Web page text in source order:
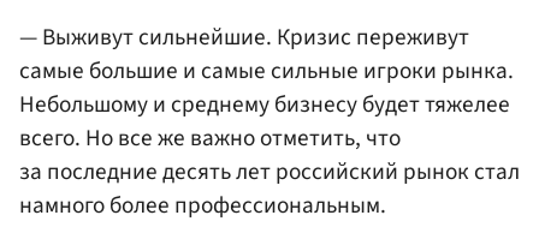
— Выживут сильнейшие. Кризис переживут
самые большие и самые сильные игроки рынка.
Небольшому и среднему бизнесу будет тяжелее
всего. Но все же важно отметить, что
за последние десять лет российский рынок стал
намного более профессиональным.